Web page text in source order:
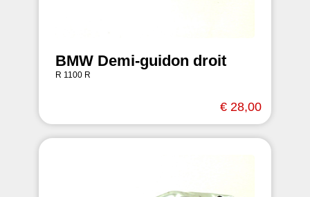
BMW Demi-guidon droit
R 1100 R
€ 28,00